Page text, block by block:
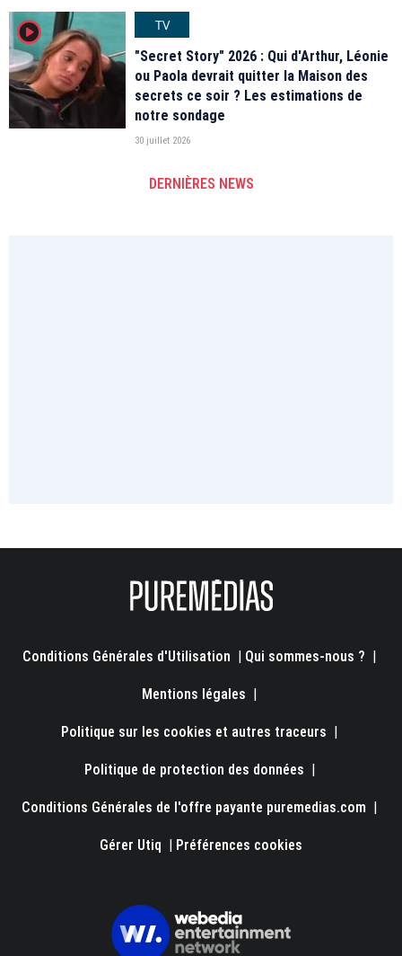
player2
TV
"Secret Story" 2026 : Qui d'Arthur, Léonie
ou Paola devrait quitter la Maison des
secrets ce soir ? Les estimations de
notre sondage
30 juillet 2026
DERNIÈRES NEWS
Conditions Générales d'Utilisation | Qui sommes-nous ? |
Mentions légales |
Politique sur les cookies et autres traceurs |
Politique de protection des données |
Conditions Générales de l'offre payante puremedias.com |
Gérer Utiq | Préférences cookies